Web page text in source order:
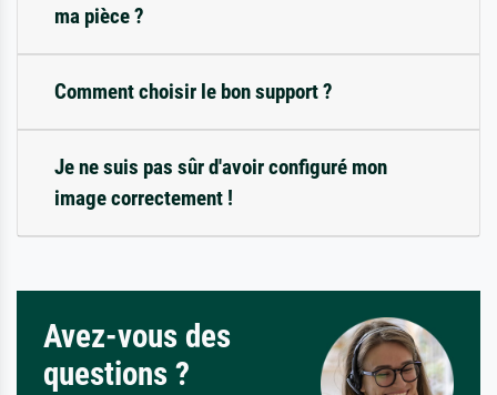
ma pièce ?
Comment choisir le bon support ?
Je ne suis pas sûr d'avoir configuré mon
image correctement !
Avez-vous des
questions ?